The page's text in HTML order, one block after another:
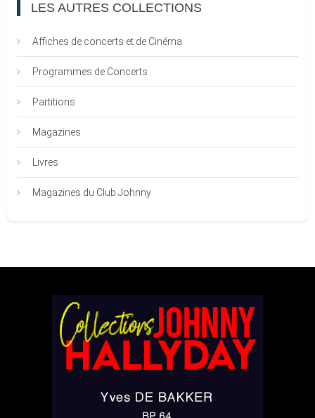
LES AUTRES COLLECTIONS
Affiches de concerts et de Cinéma
Programmes de Concerts
Partitions
Magazines
Livres
Magazines du Club Johnny